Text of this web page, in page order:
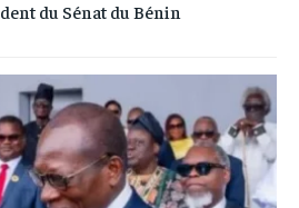
du Sénat du Bénin